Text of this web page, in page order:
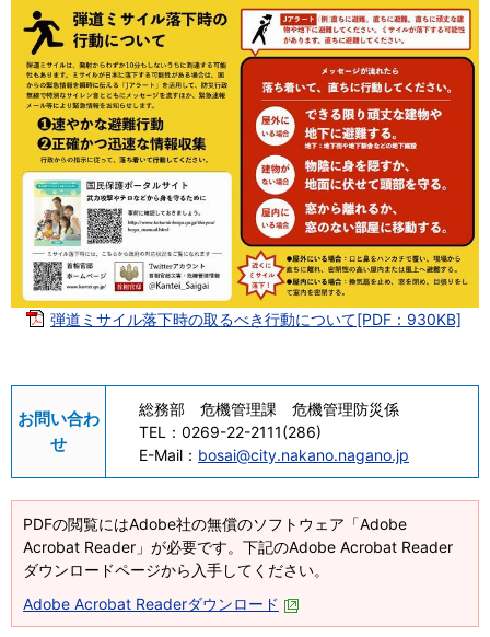
弾道ミサイル落下時の取るべき行動について[PDF：930KB]
お問い合わ
せ
総務部 危機管理課 危機管理防災係
TEL： 0269-22-2111(286)
E-Mail： bosai@city.nakano.nagano.jp
PDFの閲覧にはAdobe社の無償のソフトウェア「Adobe
Acrobat Reader」が必要です。下記のAdobe Acrobat Reader
ダウンロードページから入手してください。
Adobe Acrobat Readerダウンロード